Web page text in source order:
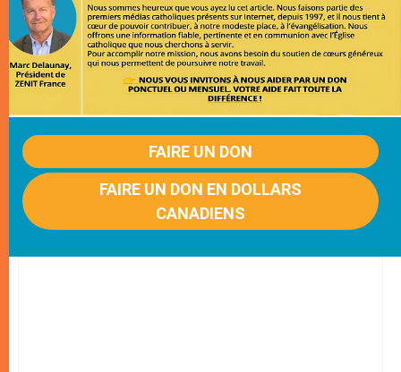
FAIRE UN DON
FAIRE UN DON EN DOLLARS
CANADIENS